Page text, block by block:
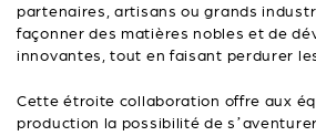
partenaires, artisans ou grands
façonner des matières nobles et de
innovantes, tout en faisant perdurer
Cette étroite collaboration offre aux
production la possibilité de